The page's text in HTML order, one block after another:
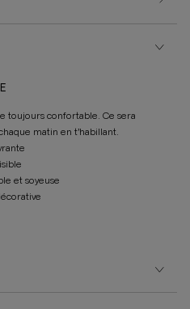
toujours confortable. Ce sera
matin en t’habillant.
et soyeuse